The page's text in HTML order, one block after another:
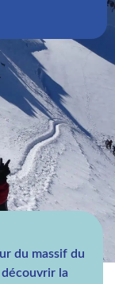
du massif du
la